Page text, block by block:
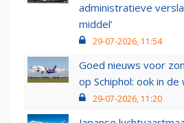
administratieve
middel’
29-07-2026, 11:54
Goed nieuws voor
op Schiphol: ook in
29-07-2026, 11:20